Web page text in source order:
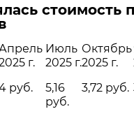
стоимость
г.
Июль
2025 г.
Октябрь
2025 г.
руб.
5,16
руб.
3,72 руб.